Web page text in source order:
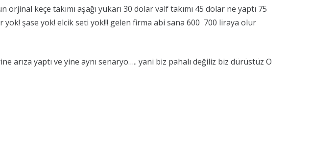
keçe takımı aşağı yukarı 30 dolar valf takımı 45 dolar ne yaptı 75
yok! şase yok! elcik seti yok!!! gelen firma abi sana 600 700 liraya olur
arıza yaptı ve yine aynı senaryo….. yani biz pahalı değiliz biz dürüstüz O